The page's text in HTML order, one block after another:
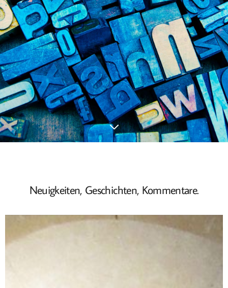
Neuigkeiten, Geschichten, Kommentare.